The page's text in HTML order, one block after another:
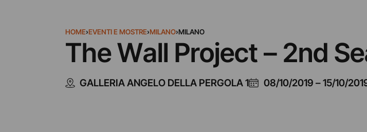
HOME›EVENTI E MOSTRE›MILANO›MILANO
The Wall Project – 2nd
GALLERIA ANGELO DELLA PERGOLA 1 08/10/2019 –15/10/